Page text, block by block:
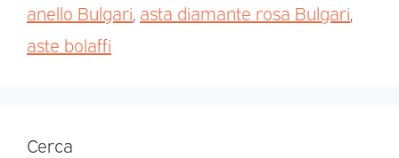
anello Bulgari, asta diamante rosa Bulgari,
aste bolaffi
Cerca